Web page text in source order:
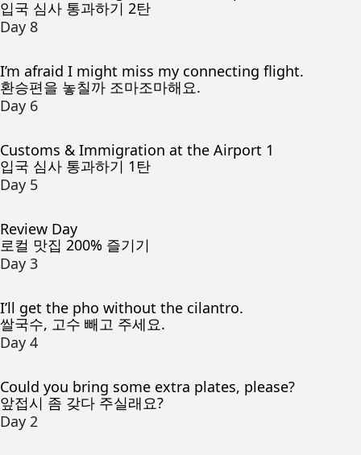
입국 심사 통과하기 2탄
Day 8
I’m afraid I might miss my connecting flight.
환승편을 놓칠까 조마조마해요.
Day 6
Customs & Immigration at the Airport 1
입국 심사 통과하기 1탄
Day 5
Review Day
로컬 맛집 200% 즐기기
Day 3
I’ll get the pho without the cilantro.
쌀국수, 고수 빼고 주세요.
Day 4
Could you bring some extra plates, please?
앞접시 좀 갖다 주실래요?
Day 2